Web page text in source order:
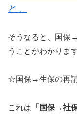
と。
そうなると、国保
うことがわかります
☆国保→生保の再
これは 「国保→社保